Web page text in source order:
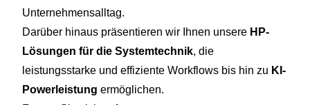
Unternehmensalltag.
Darüber hinaus präsentieren wir Ihnen unsere HP-
Lösungen für die Systemtechnik, die
leistungsstarke und effiziente Workflows bis hin zu KI-
Powerleistung ermöglichen.